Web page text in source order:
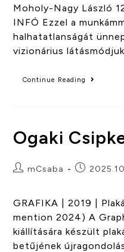
Moholy-Nagy László
INFÓ Ezzel a
halhatatlanságát
vizionárius
Continue Reading
Ogaki
mCsaba
GRAFIKA | 2019 |
mention 2024) A
kiállítására készült
betűjének